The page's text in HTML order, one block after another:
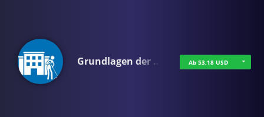
Grundlagen der … Ab 53,18 USD